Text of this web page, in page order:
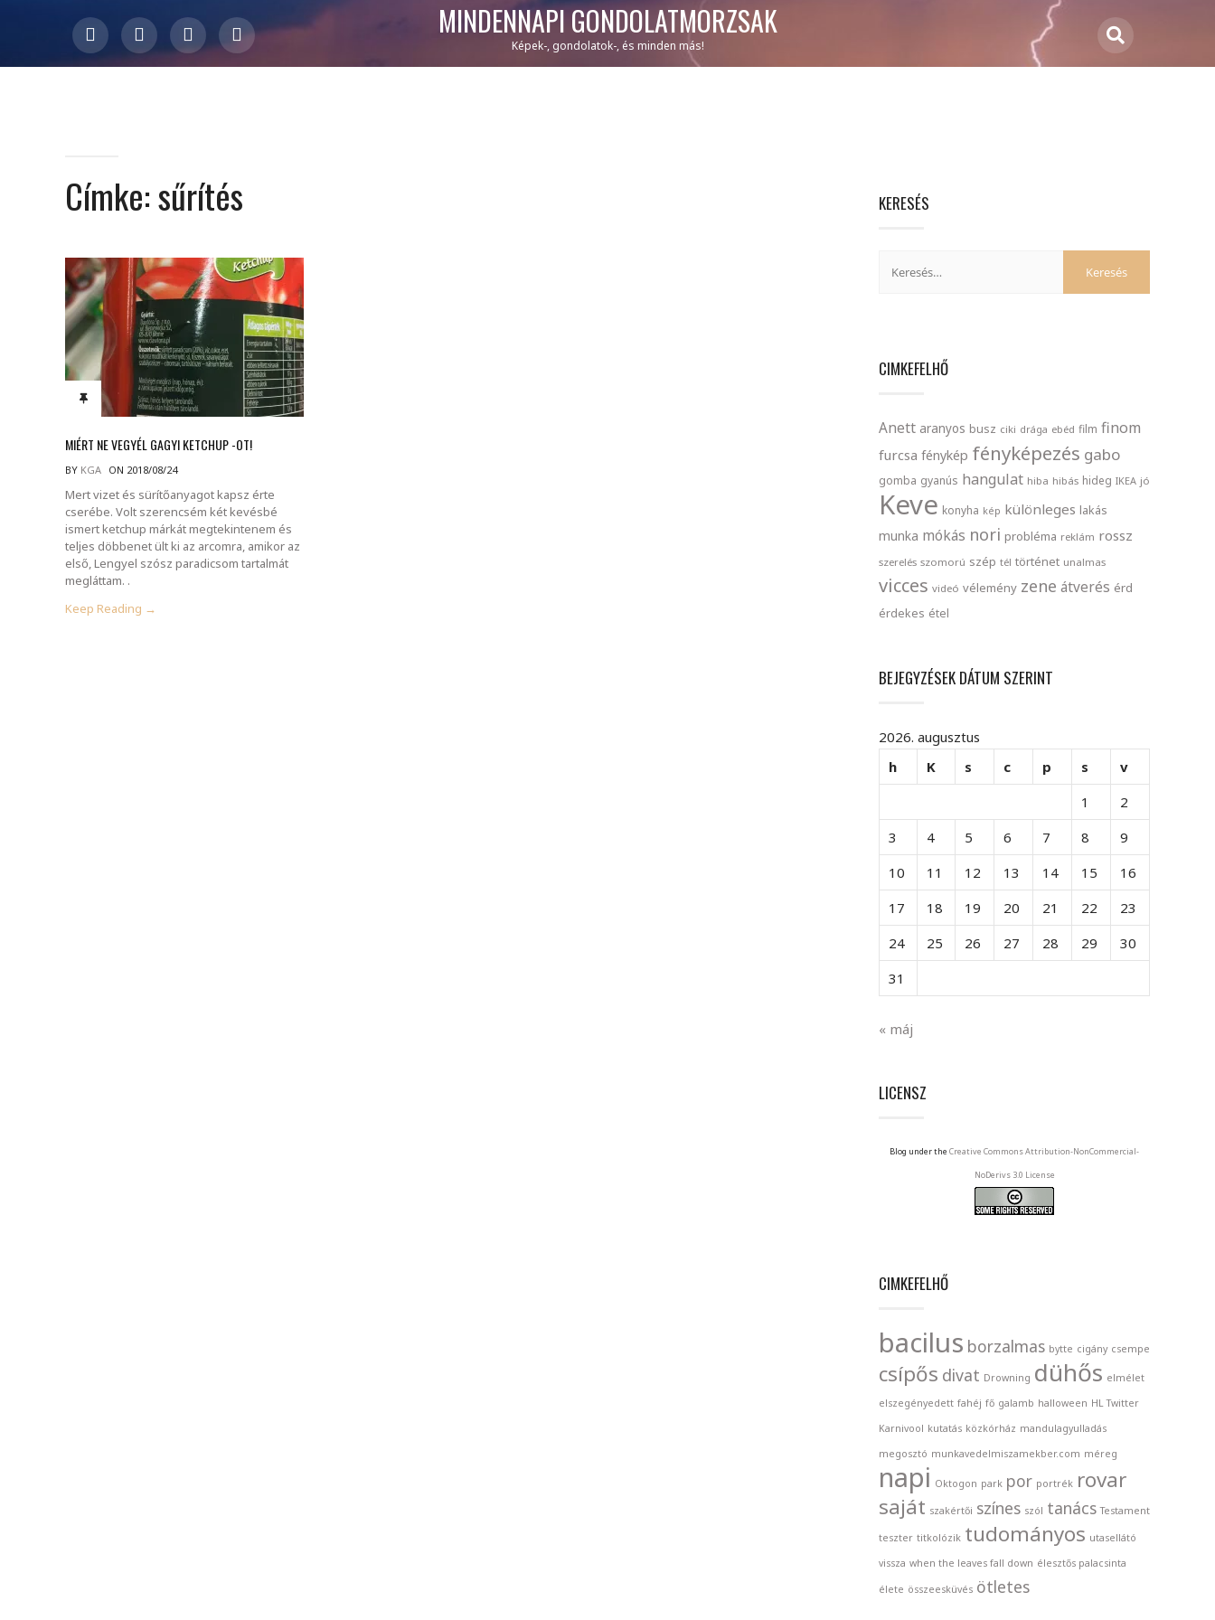
MINDENNAPI GONDOLATMORZSÁK
Képek-, gondolatok-, és minden más!
Címke:sűrítés
MIÉRT NE VEGYÉL GAGYI KETCHUP -OT!
BY KGA ON 2018/08/24
Mert vizet és sürítőanyagot kapsz érte
cserébe. Volt szerencsém két kevésbé
ismert ketchup márkát megtekintenem és
teljes döbbenet ült ki az arcomra, amikor az
első, Lengyel szósz paradicsom tartalmát
megláttam. .
Keep Reading →
KERESÉS
CIMKEFELHŐ
Anett aranyos busz ciki drága ebéd film finom
furcsa fénykép fényképezés gabo
gomba gyanús hangulat hiba hibás hideg IKEA jó
Keve konyha kép különleges lakás
munka mókás nori probléma reklám rossz
szerelés szomorú szép tél történet unalmas
vicces videó vélemény zene átverés érd
érdekes étel
BEJEGYZÉSEK DÁTUM SZERINT
2026. augusztus
h
K s c p s
v
1
2
3
4 5 6 7 8
9
10
11 12 13 14 15
16
17
18 19 20 21 22
23
24
25 26 27 28 29
30
31
« máj
LICENSZ
Blog under the Creative Commons Attribution-NonCommercial-
NoDerivs 3.0 License
CIMKEFELHŐ
bacilus borzalmas bytte cigány csempe
csípős divat Drowning dühős elmélet
elszegényedett fahéj fő galamb halloween HL Twitter
Karnivool kutatás közkórház mandulagyulladás
megosztó munkavedelmiszamekber.com méreg
napi Oktogon park por portrék rovar
saját szakértői színes szól tanács Testament
teszter titkolózik tudományos utasellátó
vissza when the leaves fall down élesztős palacsinta
élete összeesküvés ötletes